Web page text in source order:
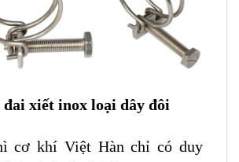
xiết inox loại dây đôi
cơ khí Việt Hàn chỉ có duy